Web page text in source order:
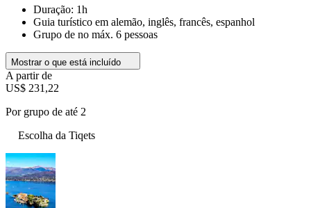
Duração: 1h
Guia turístico em alemão, inglês, francês, espanhol
Grupo de no máx. 6 pessoas
Mostrar o que está incluído
A partir de
US$ 231,22
Por grupo de até 2
Escolha da Tiqets